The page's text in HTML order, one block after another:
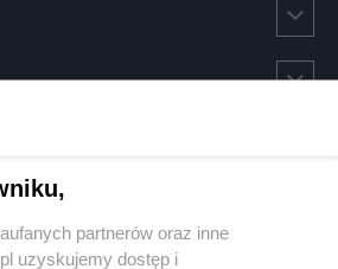
partnerów oraz inne
uzyskujemy dostęp i